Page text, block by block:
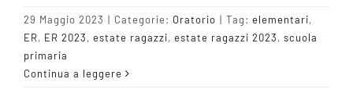
29 Maggio 2023 | Categorie: Oratorio | Tag: elementari,
ER, ER 2023, estate ragazzi, estate ragazzi 2023, scuola
primaria
Continua a leggere